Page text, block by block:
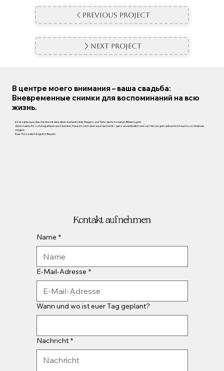
Previous Project
Next Project
В центре моего внимания – ваша свадьба:
Вневременные снимки для воспоминаний на всю
жизнь.
Ich erzähle eure Geschichte mit derselben Authentizität, Eleganz und Tiefe, die ihr in meinen Bildern spürt.
Wenn meine Art zu fotografieren euch berührt, freue ich mich über eure Nachricht – ganz unverbindlich und von Herzen gern antworte ich euch so schnell wie
möglich.
Euer Hochzeitsfotograf in Bayern
Kontakt aufnehmen
Name *
E-Mail-Adresse *
Wann und wo ist euer Tag geplant?
Nachricht *